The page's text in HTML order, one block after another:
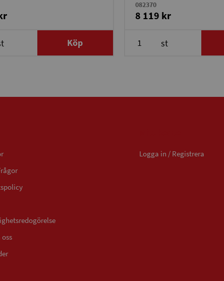
Köp
082370
8 119 kr
st
Logga in / Registrera